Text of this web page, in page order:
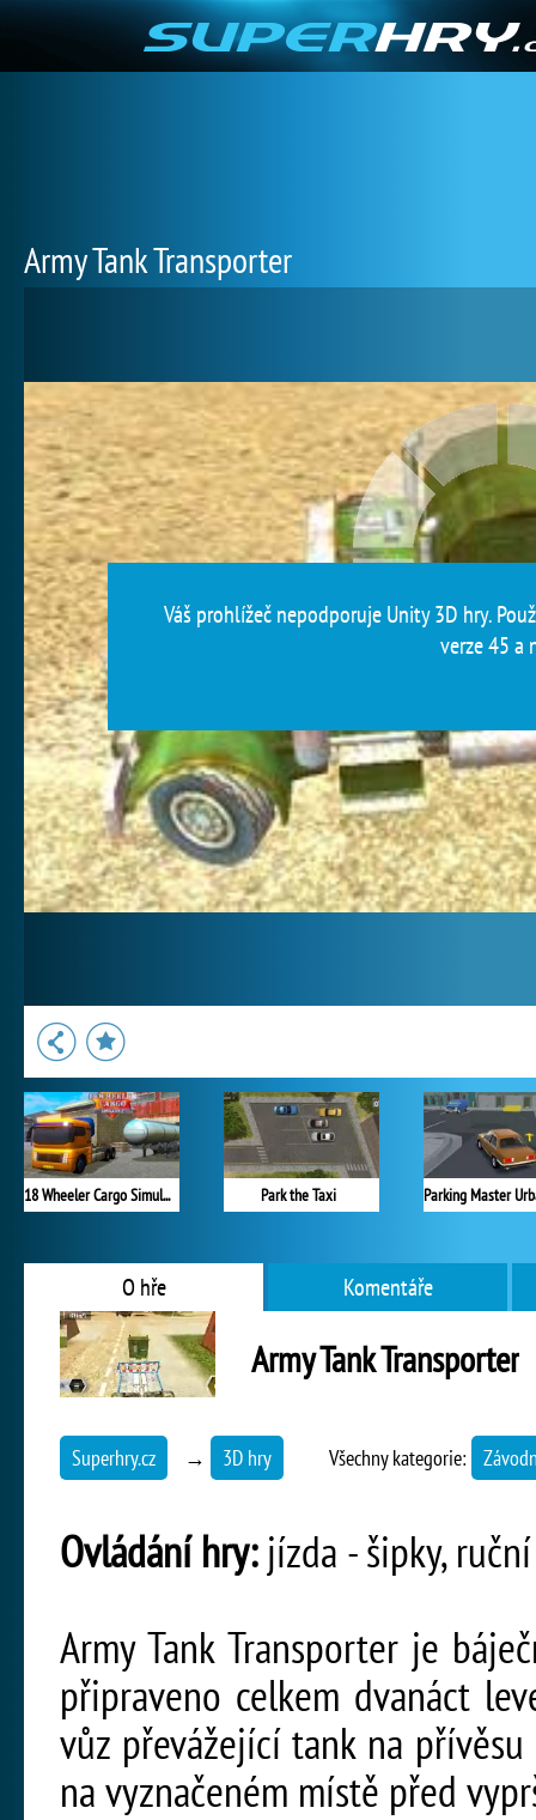
Army Tank Transporter
Váš prohlížeč nepodporuje Unity 3D hry.
verze 45 a
18 Wheeler Cargo Simulator 2 Park the Taxi
O hře Komentáře
Army Tank Transporter
Superhry.cz → 3D hry Všechny kategorie:
Ovládání hry:jízda - šipky,
Army Tank Transporter je
připraveno celkem dvanáct
vůz převážející tank na
na vyznačeném místě před